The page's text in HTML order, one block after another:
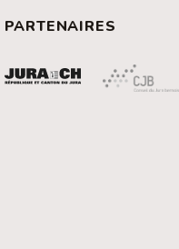
PARTENAIRES